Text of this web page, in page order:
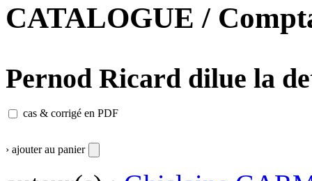
CATALOGUE /
Pernod Ricard dilue la
cas & corrigé en PDF
› ajouter au panier